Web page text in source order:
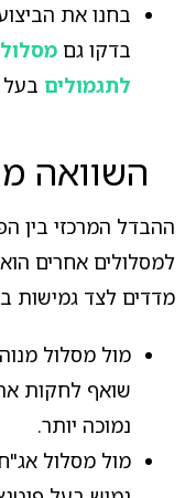
בחנו את
בדקו גם
לתגמולים בעל
השוואה
ההבדל המרכזי בין
למסלולים אחרים
מדדים לצד גמישות
מול מסלול
שואף לחקות
נמוכה יותר.
מול מסלול